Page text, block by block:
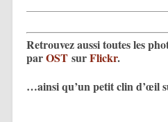
Retrouvez aussi toutes les
parOSTsurFlickr.
…ainsi qu’un petit clin d’œil